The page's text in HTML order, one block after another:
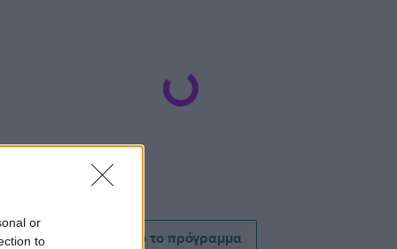
or
to
Δείτε όλο το πρόγραμμα